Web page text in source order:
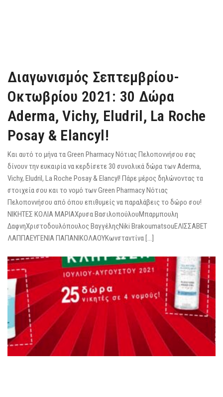
Διαγωνισμός Σεπτεμβρίου-
Οκτωβρίου 2021: 30 Δώρα
Aderma, Vichy, Eludril, La Roche
Posay & Elancyl!
Και αυτό το μήνα τα Green Pharmacy Νότιας Πελοποννήσου σας
δίνουν την ευκαιρία να κερδίσετε 30 συνολικά δώρα των Aderma,
Vichy, Eludril, La Roche Posay & Elancyl! Πάρε μέρος δηλώνοντας τα
στοιχεία σου και το νομό των Green Pharmacy Νότιας
Πελοποννήσου από όπου επιθυμείς να παραλάβεις το δώρο σου!
ΝΙΚΗΤΕΣ ΚΟΛΙΑ ΜΑΡΙΑΧρυσα ΒασιλοπούλουΜπαρμπουλη
ΔαφνηΧριστοδουλόπουλος ΒαγγέληςNiki BrakoumatsouΕΛΙΣΣΑΒΕΤ
ΛΑΠΠΑΕΥΓΕΝΙΑ ΠΑΠΑΝΙΚΟΛΑΟΥΚωνσταντίνα […]